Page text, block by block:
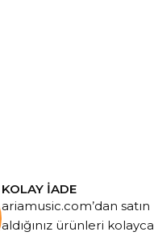
KOLAY İADE
ariamusic.com’dan satın
aldığınız ürünleri kolayca